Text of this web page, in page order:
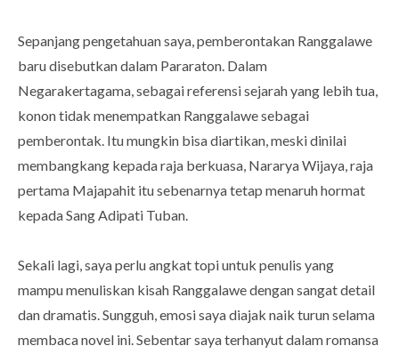
Sepanjang pengetahuan saya, pemberontakan Ranggalawe
baru disebutkan dalam Pararaton. Dalam
Negarakertagama, sebagai referensi sejarah yang lebih tua,
konon tidak menempatkan Ranggalawe sebagai
pemberontak. Itu mungkin bisa diartikan, meski dinilai
membangkang kepada raja berkuasa, Nararya Wijaya, raja
pertama Majapahit itu sebenarnya tetap menaruh hormat
kepada Sang Adipati Tuban.
Sekali lagi, saya perlu angkat topi untuk penulis yang
mampu menuliskan kisah Ranggalawe dengan sangat detail
dan dramatis. Sungguh, emosi saya diajak naik turun selama
membaca novel ini. Sebentar saya terhanyut dalam romansa